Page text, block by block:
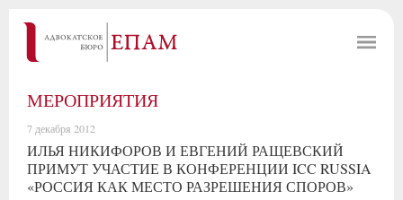
МЕРОПРИЯТИЯ
7 декабря 2012
ИЛЬЯ НИКИФОРОВ И ЕВГЕНИЙ РАЩЕВСКИЙ
ПРИМУТ УЧАСТИЕ В КОНФЕРЕНЦИИ ICC RUSSIA
«РОССИЯ КАК МЕСТО РАЗРЕШЕНИЯ СПОРОВ»